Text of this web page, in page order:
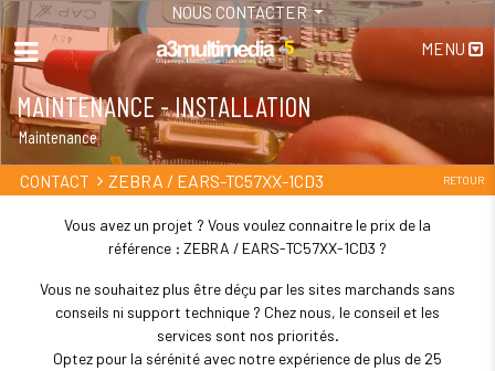
NOUS CONTACTER
MENU
MAINTENANCE - INSTALLATION
Maintenance
CONTACT ZEBRA / EARS-TC57XX-1CD3 RETOUR
Vous avez un projet ? Vous voulez connaitre le prix de la
référence : ZEBRA / EARS-TC57XX-1CD3 ?
Vous ne souhaitez plus être déçu par les sites marchands sans
conseils ni support technique ? Chez nous, le conseil et les
services sont nos priorités.
Optez pour la sérénité avec notre expérience de plus de 25